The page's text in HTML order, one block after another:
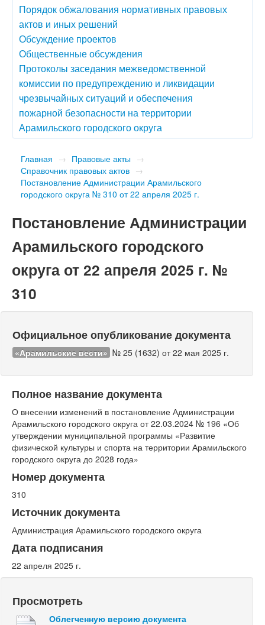
Порядок обжалования нормативных правовых
актов и иных решений
Обсуждение проектов
Общественные обсуждения
Протоколы заседания межведомственной
комиссии по предупреждению и ликвидации
чрезвычайных ситуаций и обеспечения
пожарной безопасности на территории
Арамильского городского округа
Главная → Правовые акты →
Справочник правовых актов →
Постановление Администрации Арамильского
городского округа № 310 от 22 апреля 2025 г.
Постановление Администрации
Арамильского городского
округа от 22 апреля 2025 г. №
310
Официальное опубликование документа
«Арамильские вести» № 25 (1632) от 22 мая 2025 г.
Полное название документа
О внесении изменений в постановление Администрации
Арамильского городского округа от 22.03.2024 № 196 «Об
утверждении муниципальной программы «Развитие
физической культуры и спорта на территории Арамильского
городского округа до 2028 года»
Номер документа
310
Источник документа
Администрация Арамильского городского округа
Дата подписания
22 апреля 2025 г.
Просмотреть
Облегченную версию документа